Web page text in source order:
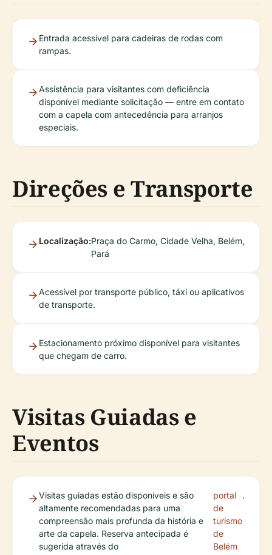
Entrada acessível para cadeiras de rodas com
rampas.
Assistência para visitantes com deficiência
disponível mediante solicitação — entre em contato
com a capela com antecedência para arranjos
especiais.
Direções e Transporte
Localização:Praça do Carmo, Cidade Velha, Belém,
Pará
Acessível por transporte público, táxi ou aplicativos
de transporte.
Estacionamento próximo disponível para visitantes
que chegam de carro.
Visitas Guiadas e
Eventos
Visitas guiadas estão disponíveis e são
altamente recomendadas para uma
compreensão mais profunda da história e
arte da capela. Reserva antecipada é
sugerida através do
portal
de
turismo
de
Belém
.